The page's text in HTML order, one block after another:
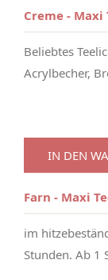
Creme - Maxi
Beliebtes
Acrylbecher,
IN DEN
Farn - Maxi
im
Stunden. Ab 1